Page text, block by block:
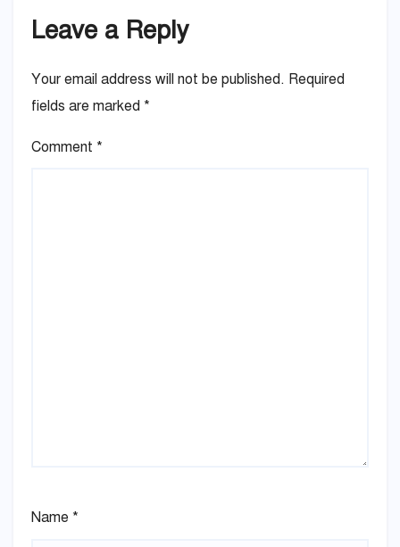
Leave a Reply
Your email address will not be published. Required
fields are marked *
Comment *
Name *